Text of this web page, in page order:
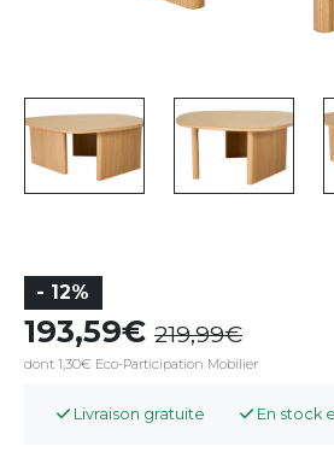
- 12%
193,59 219,99
dont 1,30€ Eco-Participation Mobilier
Livraison gratuite En stock